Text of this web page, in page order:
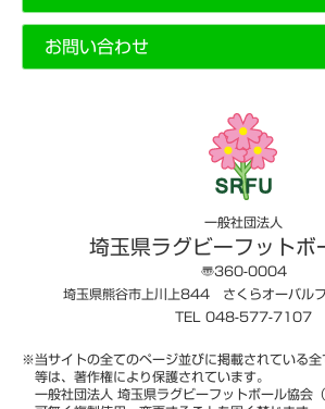
お問い合わせ
一般社団法人
埼玉県ラグビーフットボ
〠360-0004
埼玉県熊谷市上川上844 さくらオーバル
TEL 048-577-7107
※当サイトの全てのページ並びに掲載されている
等は、著作権により保護されています。
一般社団法人 埼玉県ラグビーフットボール協会